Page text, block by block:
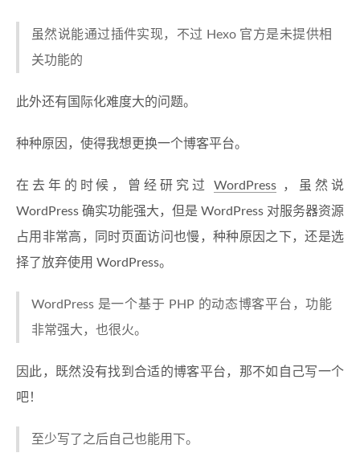
虽然说能通过插件实现，不过 Hexo 官方是未提供相
关功能的
此外还有国际化难度大的问题。
种种原因，使得我想更换一个博客平台。
在去年的时候，曾经研究过WordPress ，虽然说
WordPress 确实功能强大，但是 WordPress 对服务器资源
占用非常高，同时页面访问也慢，种种原因之下，还是选
择了放弃使用 WordPress。
WordPress 是一个基于 PHP 的动态博客平台，功能
非常强大，也很火。
因此，既然没有找到合适的博客平台，那不如自己写一个
吧！
至少写了之后自己也能用下。